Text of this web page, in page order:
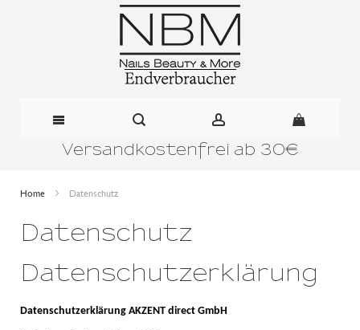
Versandkostenfrei ab 30€
Home Datenschutz
Datenschutz
Datenschutzerklärung
Datenschutzerklärung AKZENT direct GmbH